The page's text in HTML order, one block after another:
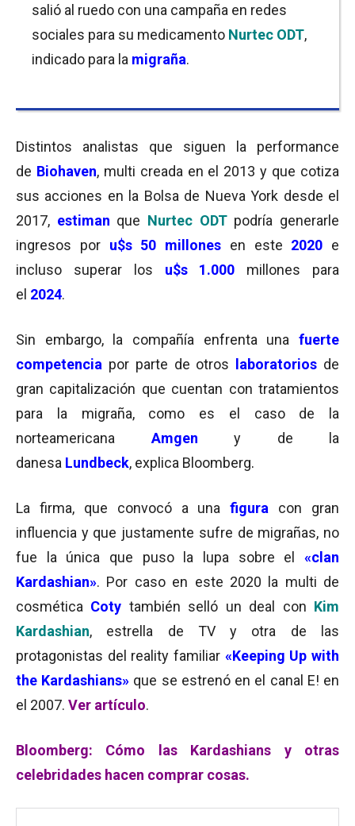
salió al ruedo con una campaña en redes
sociales para su medicamento Nurtec ODT,
indicado para la migraña.
Distintos analistas que siguen la performance
de Biohaven, multi creada en el 2013 y que cotiza
sus acciones en la Bolsa de Nueva York desde el
2017, estiman que Nurtec ODT podría generarle
ingresos por u$s 50 millones en este 2020 e
incluso superar los u$s 1.000
millones para
el 2024.
Sin embargo, la compañía enfrenta una fuerte
competencia por parte de otros laboratorios de
gran capitalización que cuentan con tratamientos
para la migraña, como es el caso de la
norteamericana
Amgen y de la
danesa Lundbeck, explica Bloomberg.
La firma, que convocó a unafigura con gran
influencia y que justamente sufre de migrañas, no
fue la única que puso la lupa sobre el «clan
Kardashian». Por caso en este 2020 la multi de
cosmética Coty también selló un deal con Kim
Kardashian, estrella de TV y otra de las
protagonistas del reality familiar «Keeping Up with
the Kardashians» que se estrenó en el canal E! en
el 2007. Ver artículo.
Bloomberg: Cómo las Kardashians y otras
celebridades hacen comprar cosas.